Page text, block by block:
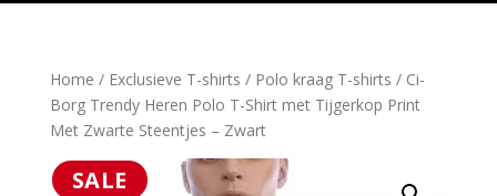
Home / Exclusieve T-shirts / Polo kraag T-shirts / Ci-
Borg Trendy Heren Polo T-Shirt met Tijgerkop Print
Met Zwarte Steentjes – Zwart
SALE